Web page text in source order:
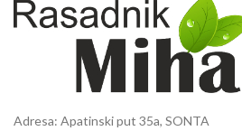
Adresa: Apatinski put 35a, SONTA